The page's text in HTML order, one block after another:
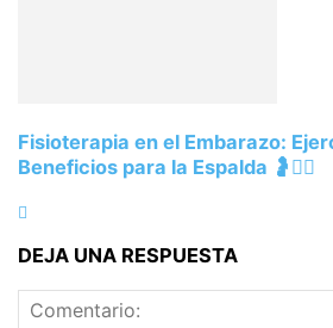
Fisioterapia en el Embarazo:
Beneficios para la Espalda 🤰💆‍♀️
DEJA UNA RESPUESTA